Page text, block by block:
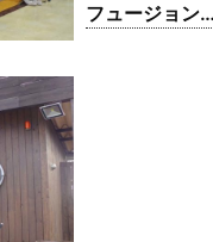
フュージョン